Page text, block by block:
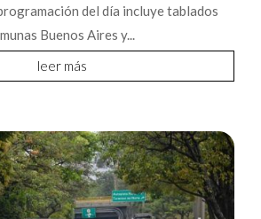
del día incluye tablados
Buenos Aires y...
leer más